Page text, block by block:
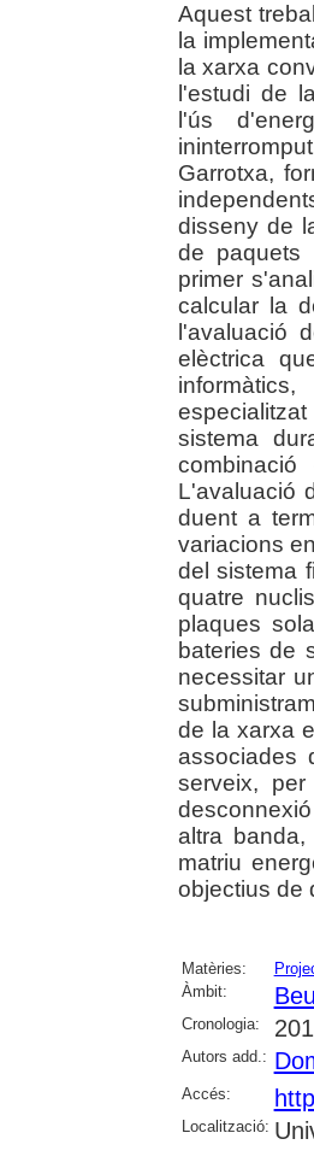
Aquest
la
la xarxa
l'estudi de
l'ús
Garrotxa,
disseny de
de paquets
primer
calcular la
l'avaluació
elèctrica
sistema
L'avaluació
duent a
variacions
del sistema
quatre
plaques
bateries de
necessitar
de la xarxa
associades
serveix,
altra
matriu
objectius de
Matèries:
Àmbit:
Cronologia:
Autors add.:
Accés:
Localització: